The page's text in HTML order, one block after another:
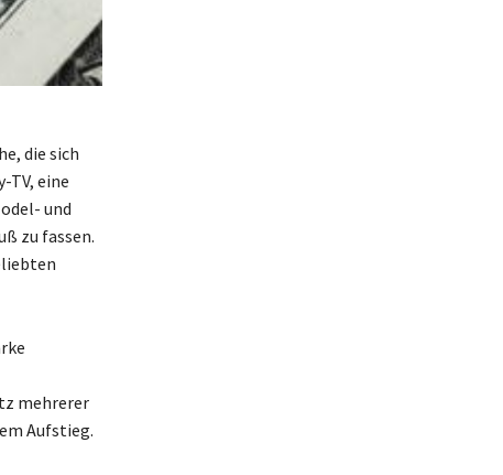
die sich
TV, eine
und
zu fassen.
mehrerer
Aufstieg.